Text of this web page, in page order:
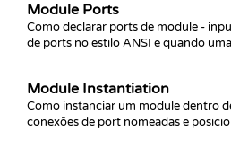
Module Ports
Como declarar ports de module -
de ports no estilo ANSI e quando
Module Instantiation
Como instanciar um module dentro
conexões de port nomeadas e